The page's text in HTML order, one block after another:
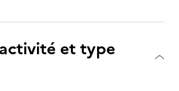
et type